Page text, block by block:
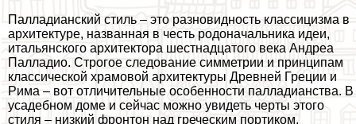
Палладианский стиль – это разновидность классицизма в
архитектуре, названная в честь родоначальника идеи,
итальянского архитектора шестнадцатого века Андреа
Палладио. Строгое следование симметрии и принципам
классической храмовой архитектуры Древней Греции и
Рима – вот отличительные особенности палладианства. В
усадебном доме и сейчас можно увидеть черты этого
стиля – низкий фронтон над греческим портиком,